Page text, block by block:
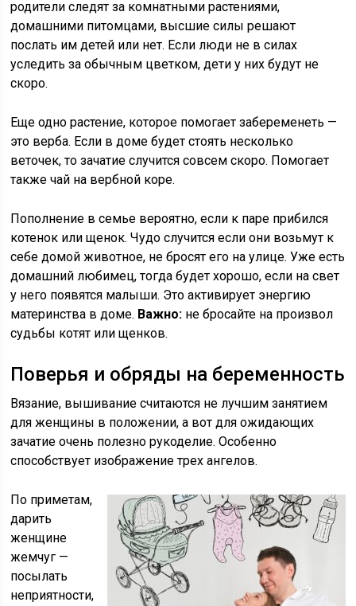
родители следят за комнатными растениями,
домашними питомцами, высшие силы решают
послать им детей или нет. Если люди не в силах
уследить за обычным цветком, дети у них будут не
скоро.
Еще одно растение, которое помогает забеременеть —
это верба. Если в доме будет стоять несколько
веточек, то зачатие случится совсем скоро. Помогает
также чай на вербной коре.
Пополнение в семье вероятно, если к паре прибился
котенок или щенок. Чудо случится если они возьмут к
себе домой животное, не бросят его на улице. Уже есть
домашний любимец, тогда будет хорошо, если на свет
у него появятся малыши. Это активирует энергию
материнства в доме. Важно: не бросайте на произвол
судьбы котят или щенков.
Поверья и обряды на беременность
Вязание, вышивание считаются не лучшим занятием
для женщины в положении, а вот для ожидающих
зачатие очень полезно рукоделие. Особенно
способствует изображение трех ангелов.
По приметам,
дарить
женщине
жемчуг —
посылать
неприятности,